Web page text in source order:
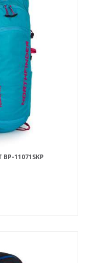
11071SKP